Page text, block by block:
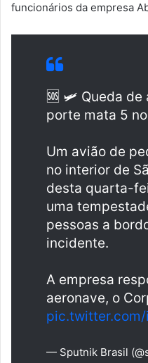
funcionários da empresa
🆘 🛩 Queda de
porte mata 5
Um avião de
no interior de
desta quarta-
uma
pessoas a
incidente.
A empresa
aeronave, o
pic.twitter.com/
— Sputnik Brasil